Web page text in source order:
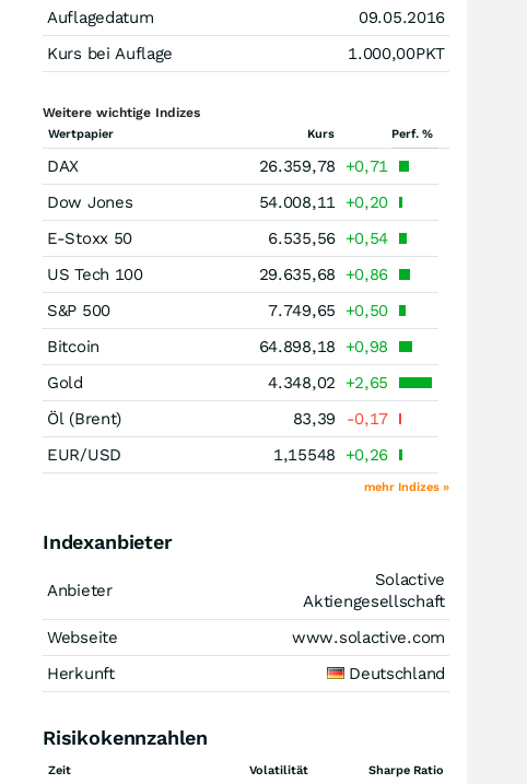
Auflagedatum
09.05.2016
Kurs bei Auflage
1.000,00PKT
Weitere wichtige Indizes
Wertpapier Kurs Perf. %
DAX 26.359,78
+0,71
Dow Jones
54.008,11 +0,20
E-Stoxx 50
6.535,56 +0,54
US Tech 100
29.635,68
+0,86
S&P 500
7.749,65
+0,50
Bitcoin
64.898,18
+0,98
Gold
4.348,02
+2,65
Öl (Brent)
83,39
-0,17
EUR/USD
1,15548 +0,26
mehr Indizes »
Indexanbieter
Anbieter
Solactive
Aktiengesellschaft
Webseite
www.solactive.com
Herkunft
Deutschland
Risikokennzahlen
Zeit Volatilität Sharpe Ratio